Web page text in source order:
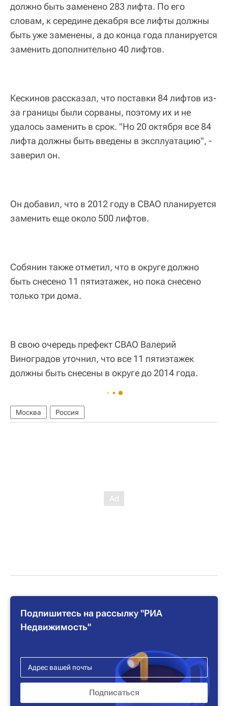
должно быть заменено 283 лифта. По его
словам, к середине декабря все лифты должны
быть уже заменены, а до конца года планируется
заменить дополнительно 40 лифтов.
Кескинов рассказал, что поставки 84 лифтов из-
за границы были сорваны, поэтому их и не
удалось заменить в срок. "Но 20 октября все 84
лифта должны быть введены в эксплуатацию", -
заверил он.
Он добавил, что в 2012 году в СВАО планируется
заменить еще около 500 лифтов.
Собянин также отметил, что в округе должно
быть снесено 11 пятиэтажек, но пока снесено
только три дома.
В свою очередь префект СВАО Валерий
Виноградов уточнил, что все 11 пятиэтажек
должны быть снесены в округе до 2014 года.
Москва Россия
Подпишитесь на рассылку "РИА
Недвижимость"